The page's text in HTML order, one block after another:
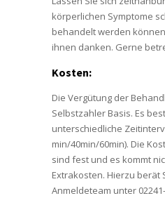
körperlichen Symptome
behandelt werden
ihnen danken. Gerne
Kosten:
Die Vergütung der
Selbstzahler Basis. Es
unterschiedliche
min/40min/60min). Die
sind fest und es kommt
Extrakosten. Hierzu berät
Anmeldeteam unter